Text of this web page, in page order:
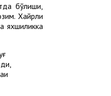
бўлиши,
Хайрли
яхшиликка